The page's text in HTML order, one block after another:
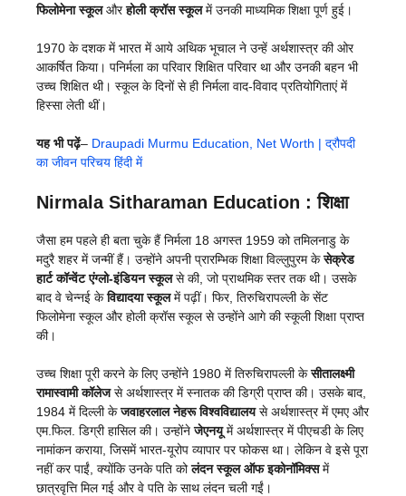
फिलोमेना स्कूलऔरहोली क्रॉस स्कूलमें उनकी माध्यमिक शिक्षा पूर्ण हुई।
1970 के दशक में भारत में आये अथिक भूचाल ने उन्हें अर्थशास्त्र की ओर
आकर्षित किया। पनिर्मला का परिवार शिक्षित परिवार था और उनकी बहन भी
उच्च शिक्षित थी। स्कूल के दिनों से ही निर्मला वाद-विवाद प्रतियोगिताएं में
हिस्सा लेती थीं।
यह भी पढ़ें– Draupadi Murmu Education, Net Worth | द्रौपदी
का जीवन परिचय हिंदी में
Nirmala Sitharaman Education : शिक्षा
जैसा हम पहले ही बता चुके हैं निर्मला 18 अगस्त 1959 को तमिलनाडु के
मदुरै शहर में जन्मीं हैं। उन्होंने अपनी प्रारम्भिक शिक्षा विल्लुपुरम केसेक्रेड
हार्ट कॉन्वेंट एंग्लो-इंडियन स्कूलसे की, जो प्राथमिक स्तर तक थी। उसके
बाद वे चेन्नई केविद्यादया स्कूलमें पढ़ीं। फिर, तिरुचिरापल्ली के सेंट
फिलोमेना स्कूल और होली क्रॉस स्कूल से उन्होंने आगे की स्कूली शिक्षा प्राप्त
की।
उच्च शिक्षा पूरी करने के लिए उन्होंने 1980 में तिरुचिरापल्ली केसीतालक्ष्मी
रामास्वामी कॉलेजसे अर्थशास्त्र में स्नातक की डिग्री प्राप्त की। उसके बाद,
1984 में दिल्ली केजवाहरलाल नेहरू विश्वविद्यालयसे अर्थशास्त्र में एमए और
एम.फिल. डिग्री हासिल की। उन्होंनेजेएनयूमें अर्थशास्त्र में पीएचडी के लिए
नामांकन कराया, जिसमें भारत-यूरोप व्यापार पर फोकस था। लेकिन वे इसे पूरा
नहीं कर पाईं, क्योंकि उनके पति कोलंदन स्कूल ऑफ इकोनॉमिक्समें
छात्रवृत्ति मिल गई और वे पति के साथ लंदन चली गईं।